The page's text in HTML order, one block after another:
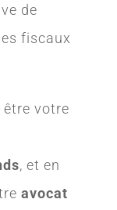
de
fiscaux
votre
, et en
avocat